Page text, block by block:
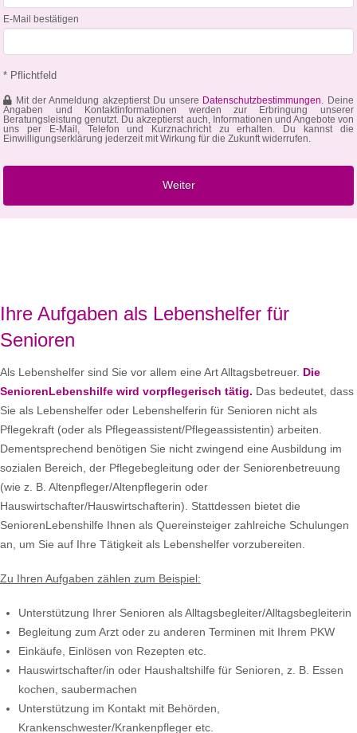
E-Mail bestätigen
* Pflichtfeld
Mit der Anmeldung akzeptierst Du unsere Datenschutzbestimmungen. Deine
Angaben und Kontaktinformationen werden zur Erbringung unserer
Beratungsleistung genutzt. Du akzeptierst auch, Informationen und Angebote von
uns per E-Mail, Telefon und Kurznachricht zu erhalten. Du kannst die
Einwilligungserklärung jederzeit mit Wirkung für die Zukunft widerrufen.
Ihre Aufgaben als Lebenshelfer für
Senioren
Als Lebenshelfer sind Sie vor allem eine Art Alltagsbetreuer. Die
SeniorenLebenshilfe wird vorpflegerisch tätig. Das bedeutet, dass
Sie als Lebenshelfer oder Lebenshelferin für Senioren nicht als
Pflegekraft (oder als Pflegeassistent/Pflegeassistentin) arbeiten.
Dementsprechend benötigen Sie nicht zwingend eine Ausbildung im
sozialen Bereich, der Pflegebegleitung oder der Seniorenbetreuung
(wie z. B. Altenpfleger/Altenpflegerin oder
Hauswirtschafter/Hauswirtschafterin). Stattdessen bietet die
SeniorenLebenshilfe Ihnen als Quereinsteiger zahlreiche Schulungen
an, um Sie auf Ihre Tätigkeit als Lebenshelfer vorzubereiten.
Zu Ihren Aufgaben zählen zum Beispiel:
Unterstützung Ihrer Senioren als Alltagsbegleiter/Alltagsbegleiterin
Begleitung zum Arzt oder zu anderen Terminen mit Ihrem PKW
Einkäufe, Einlösen von Rezepten etc.
Hauswirtschafter/in oder Haushaltshilfe für Senioren, z. B. Essen
kochen, saubermachen
Unterstützung im Kontakt mit Behörden,
Krankenschwester/Krankenpfleger etc.